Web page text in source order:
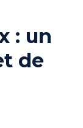
: un
de